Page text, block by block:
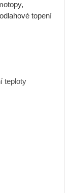
topení
teploty